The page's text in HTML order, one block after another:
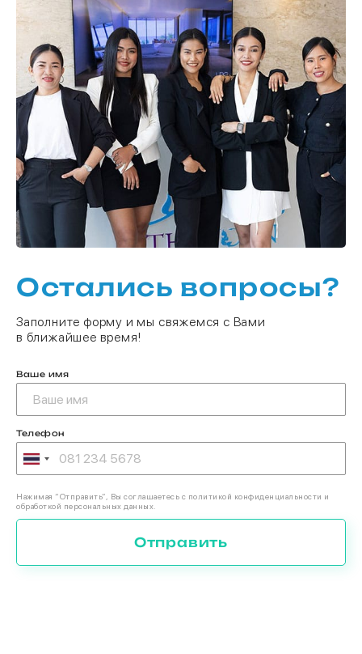
Остались вопросы?
Заполните форму и мы свяжемся с Вами
в ближайшее время!
Ваше имя
Телефон
Нажимая “Отправить”, Вы соглашаетесь с политикой конфиденциальности и
обработкой персональных данных.
Отправить